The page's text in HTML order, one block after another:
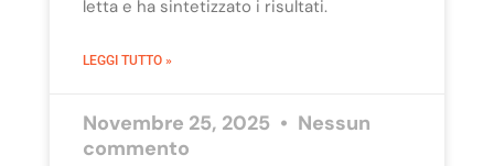
letta e ha sintetizzato i risultati.
LEGGI TUTTO »
Novembre 25, 2025
Nessun
commento